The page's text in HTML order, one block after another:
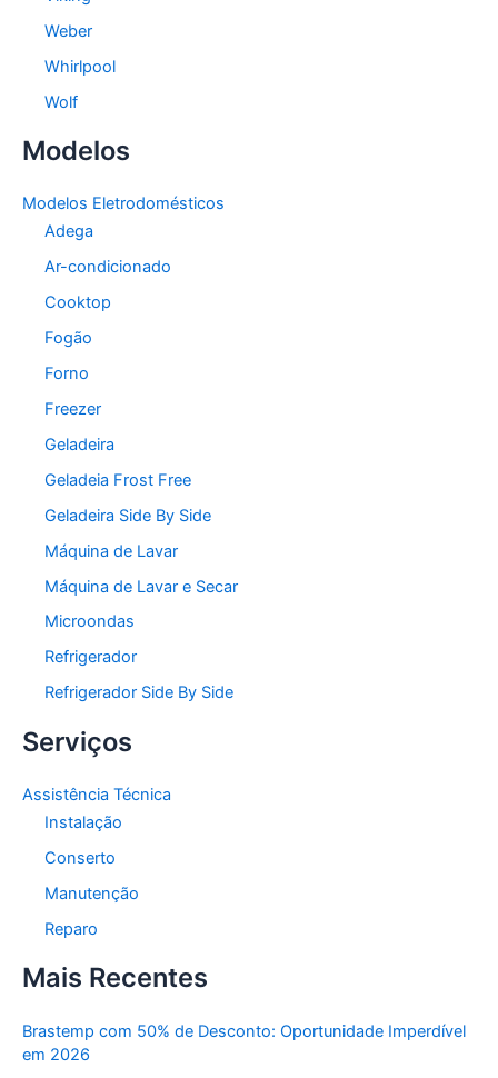
Weber
Whirlpool
Wolf
Modelos
Modelos Eletrodomésticos
Adega
Ar-condicionado
Cooktop
Fogão
Forno
Freezer
Geladeira
Geladeia Frost Free
Geladeira Side By Side
Máquina de Lavar
Máquina de Lavar e Secar
Microondas
Refrigerador
Refrigerador Side By Side
Serviços
Assistência Técnica
Instalação
Conserto
Manutenção
Reparo
Mais Recentes
Brastemp com 50% de Desconto: Oportunidade Imperdível
em 2026